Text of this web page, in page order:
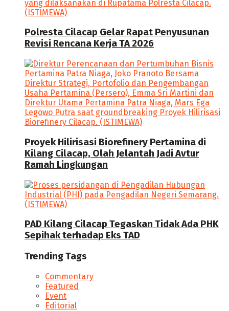
Polresta Cilacap Gelar Rapat Penyusunan
Revisi Rencana Kerja TA 2026
Proyek Hilirisasi Biorefinery Pertamina di
Kilang Cilacap, Olah Jelantah Jadi Avtur
Ramah Lingkungan
PAD Kilang Cilacap Tegaskan Tidak Ada PHK
Sepihak terhadap Eks TAD
Trending Tags
Commentary
Featured
Event
Editorial